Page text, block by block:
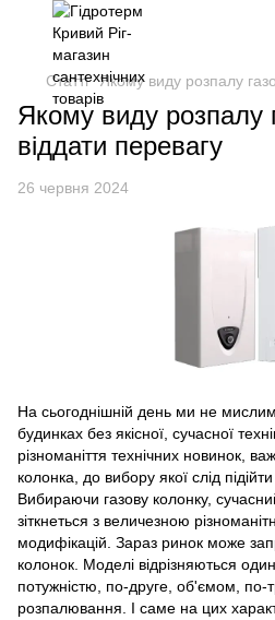
Статті Якому виду розпалу
Якому виду розпалу
віддати перевагу
26 червня 2024
На сьогоднішній день ми не
будинках без якісної, сучасної
різноманіття технічних новинок,
колонка, до вибору якої слід
Вибираючи газову колонку,
зіткнеться з величезною
модифікацій. Зараз ринок може
колонок. Моделі відрізняються
потужністю, по-друге, об'ємом, по-
розпалювання. І саме на цих